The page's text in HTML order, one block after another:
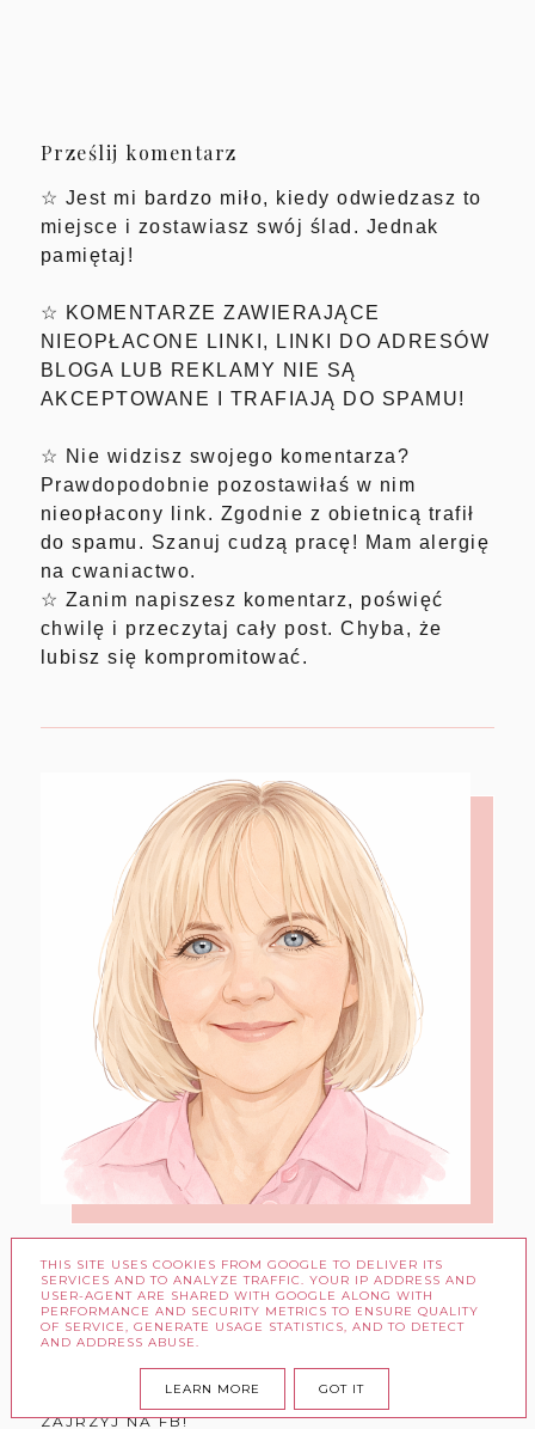
Prześlij komentarz
☆ Jest mi bardzo miło, kiedy odwiedzasz to
miejsce i zostawiasz swój ślad. Jednak
pamiętaj!
☆ KOMENTARZE ZAWIERAJĄCE
NIEOPŁACONE LINKI, LINKI DO ADRESÓW
BLOGA LUB REKLAMY NIE SĄ
AKCEPTOWANE I TRAFIAJĄ DO SPAMU!
☆ Nie widzisz swojego komentarza?
Prawdopodobnie pozostawiłaś w nim
nieopłacony link. Zgodnie z obietnicą trafił
do spamu. Szanuj cudzą pracę! Mam alergię
na cwaniactwo.
☆ Zanim napiszesz komentarz, poświęć
chwilę i przeczytaj cały post. Chyba, że
lubisz się kompromitować.
Kontakt: dorota61@onet.pl
ZAJRZYJ NA FB!
THIS SITE USES COOKIES FROM GOOGLE TO DELIVER ITS
SERVICES AND TO ANALYZE TRAFFIC. YOUR IP ADDRESS AND
USER-AGENT ARE SHARED WITH GOOGLE ALONG WITH
PERFORMANCE AND SECURITY METRICS TO ENSURE QUALITY
OF SERVICE, GENERATE USAGE STATISTICS, AND TO DETECT
AND ADDRESS ABUSE.
LEARN MORE GOT IT